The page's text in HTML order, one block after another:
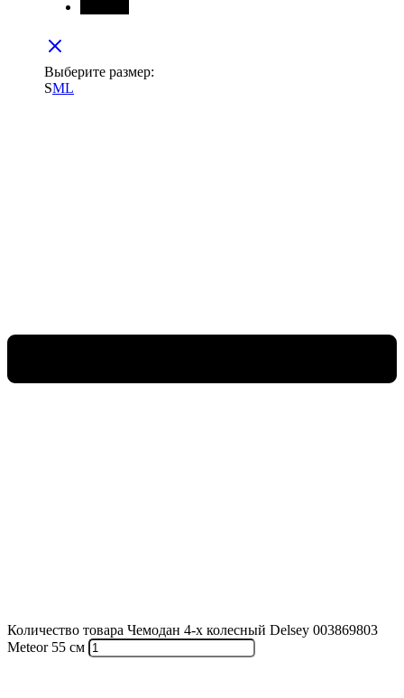
Выберите размер:
SML
Количество товара Чемодан 4-х колесный Delsey 003869803
Meteor 55 см